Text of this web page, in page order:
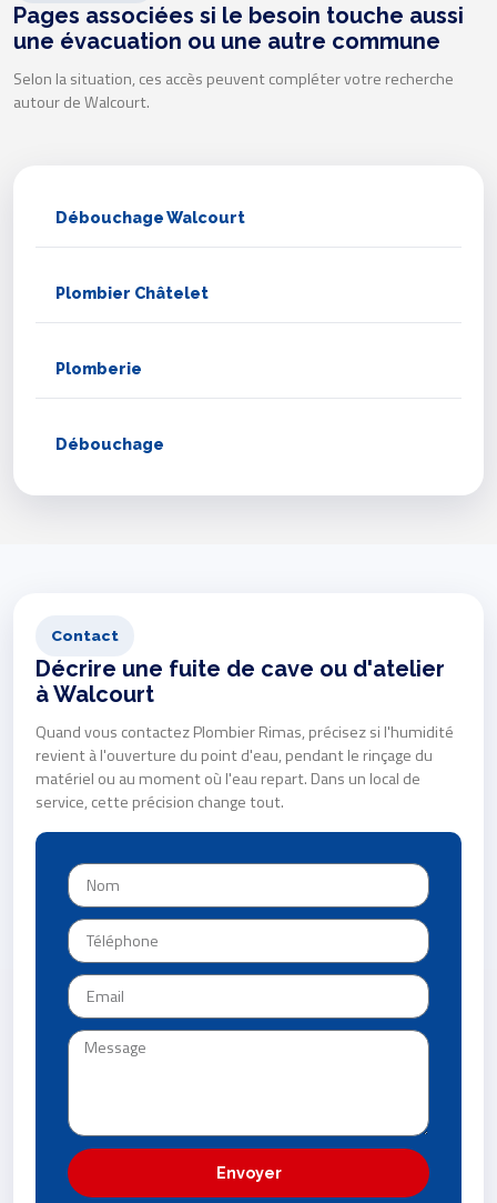
Pages associées si le besoin touche aussi
une évacuation ou une autre commune
Selon la situation, ces accès peuvent compléter votre recherche
autour de Walcourt.
Débouchage Walcourt
Plombier Châtelet
Plomberie
Débouchage
Contact
Décrire une fuite de cave ou d'atelier
à Walcourt
Quand vous contactez Plombier Rimas, précisez si l'humidité
revient à l'ouverture du point d'eau, pendant le rinçage du
matériel ou au moment où l'eau repart. Dans un local de
service, cette précision change tout.
Envoyer